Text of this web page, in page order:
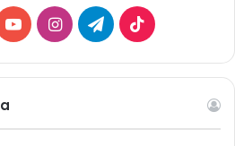
YouTubeInstagram
TelegramTikTok